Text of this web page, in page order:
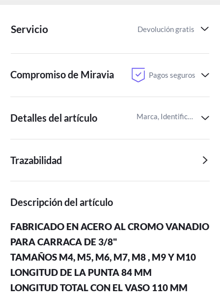
Servicio Devolución gratis
Compromiso de Miravia Pagos seguros
Detalles del artículo Marca, Identificador del artículo de Miravia
Trazabilidad
Descripción del artículo
FABRICADO EN ACERO AL CROMO VANADIO
PARA CARRACA DE 3/8"
TAMAÑOS M4, M5, M6, M7, M8 , M9 Y M10
LONGITUD DE LA PUNTA 84 MM
LONGITUD TOTAL CON EL VASO 110 MM